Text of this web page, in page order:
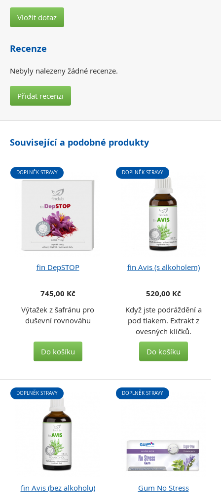
Vložit dotaz
Recenze
Nebyly nalezeny žádné recenze.
Přidat recenzi
Související a podobné produkty
fin DepSTOP
DOPLNĚK STRAVY
745,00 Kč
Výtažek z šafránu pro
duševní rovnováhu
Do košíku
fin Avis (s alkoholem)
DOPLNĚK STRAVY
520,00 Kč
Když jste podráždění a
pod tlakem. Extrakt z
ovesných klíčků.
Do košíku
fin Avis (bez alkoholu)
DOPLNĚK STRAVY
Gum No Stress
DOPLNĚK STRAVY